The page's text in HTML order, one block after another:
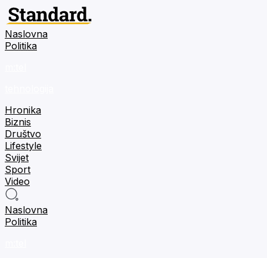
Naslovna
Politika
Hronika
Biznis
Društvo
Lifestyle
Svijet
Sport
Video
Naslovna
Politika